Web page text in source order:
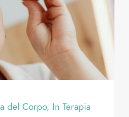
del Corpo, In Terapia